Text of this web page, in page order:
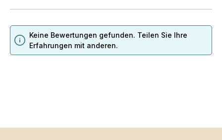
Keine Bewertungen gefunden. Teilen Sie Ihre
Erfahrungen mit anderen.